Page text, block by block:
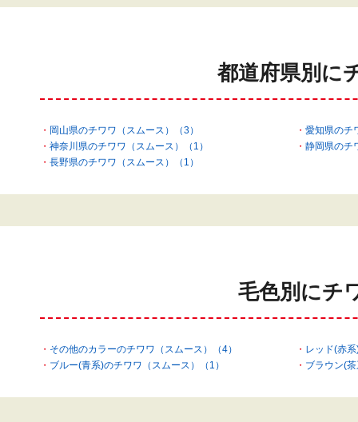
都道府県別に
岡山県のチワワ（スムース）（3）
愛知県のチ
神奈川県のチワワ（スムース）（1）
静岡県のチ
長野県のチワワ（スムース）（1）
毛色別にチ
その他のカラーのチワワ（スムース）（4）
レッド(赤
ブルー(青系)のチワワ（スムース）（1）
ブラウン(